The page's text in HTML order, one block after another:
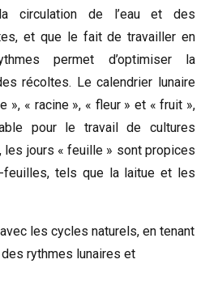
circulation de l’eau et des
et que le fait de travailler en
permet d’optimiser la
récoltes. Le calendrier lunaire
», « racine », « fleur » et « fruit »,
pour le travail de cultures
les jours « feuille » sont propices
feuilles, tels que la laitue et les
les cycles naturels, en tenant
rythmes lunaires et